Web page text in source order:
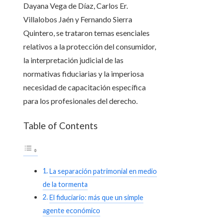
Dayana Vega de Díaz, Carlos Er.
Villalobos Jaén y Fernando Sierra
Quintero, se trataron temas esenciales
relativos a la protección del consumidor,
la interpretación judicial de las
normativas fiduciarias y la imperiosa
necesidad de capacitación específica
para los profesionales del derecho.
Table of Contents
La separación patrimonial en medio
de la tormenta
El fiduciario: más que un simple
agente económico